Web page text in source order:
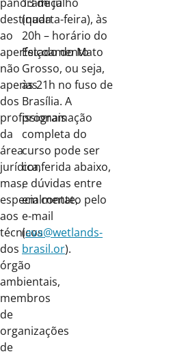
destinada
ao
aperfeiçoamento
não
apenas
dos
profissionais
da
área
jurídica,
mas,
especialmente,
aos
técnicos
dos
órgão
ambientais,
membros
de
organizações
de
(quarta-feira), às
20h – horário do
Estado do Mato
Grosso, ou seja,
às 21h no fuso de
Brasília. A
programação
completa do
curso pode ser
conferida abaixo,
e dúvidas entre
em contato pelo
e-mail
(ava@wetlands-
brasil.or).